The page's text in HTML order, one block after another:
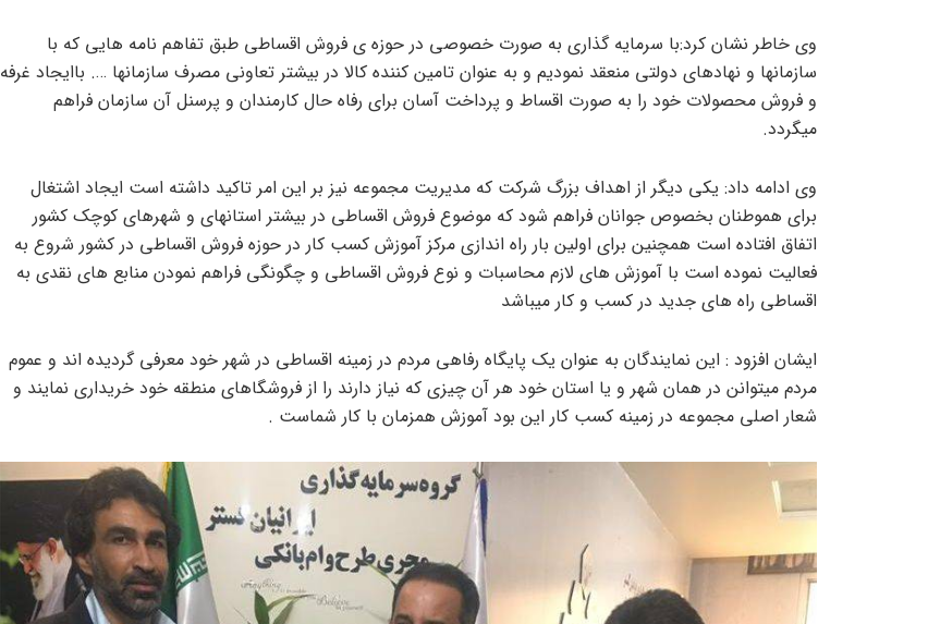
وی خاطر نشان کرد:با سرمایه گذاری به صورت خصوصی در حوزه ی فروش اقساطی طبق تفاهم نامه هایی که با
سازمانها و نهادهای دولتی منعقد نمودیم و به عنوان تامین کننده کالا در بیشتر تعاونی مصرف سازمانها …. باایجاد غرفه
و فروش محصولات خود را به صورت اقساط و پرداخت آسان برای رفاه حال کارمندان و پرسنل آن سازمان فراهم
میگردد.
وی ادامه داد: یکی دیگر از اهداف بزرگ شرکت که مدیریت مجموعه نیز بر این امر تاکید داشته است ایجاد اشتغال
برای هموطنان بخصوص جوانان فراهم شود که موضوع فروش اقساطی در بیشتر استانهای و شهرهای کوچک کشور
اتفاق افتاده است همچنین برای اولین بار راه اندازی مرکز آموزش کسب کار در حوزه فروش اقساطی در کشور شروع به
فعالیت نموده است با آموزش های لازم محاسبات و نوع فروش اقساطی و چگونگی فراهم نمودن منابع های نقدی به
اقساطی راه های جدید در کسب و کار میباشد
ایشان افزود : این نمایندگان به عنوان یک پایگاه رفاهی مردم در زمینه اقساطی در شهر خود معرفی گردیده اند و عموم
مردم میتوانن در همان شهر و یا استان خود هر آن چیزی که نیاز دارند را از فروشگاهای منطقه خود خریداری نمایند و
شعار اصلی مجموعه در زمینه کسب کار این بود آموزش همزمان با کار شماست .